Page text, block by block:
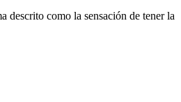
descrito como la sensación de tener la